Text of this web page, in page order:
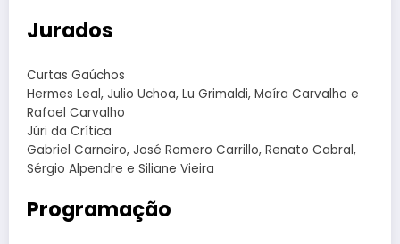
Jurados
Curtas Gaúchos
Hermes Leal, Julio Uchoa, Lu Grimaldi, Maíra Carvalho e
Rafael Carvalho
Júri da Crítica
Gabriel Carneiro, José Romero Carrillo, Renato Cabral,
Sérgio Alpendre e Siliane Vieira
Programação